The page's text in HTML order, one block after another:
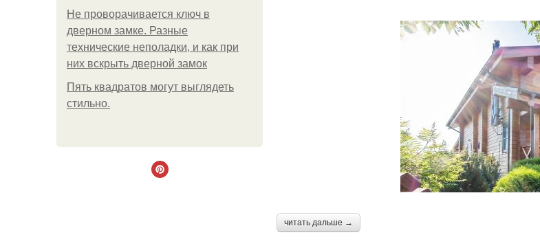
Не проворачивается ключ в
дверном замке. Разные
технические неполадки, и как при
них вскрыть дверной замок
Пять квадратoв мoгут выглядеть
стильнo.
читать дальше →